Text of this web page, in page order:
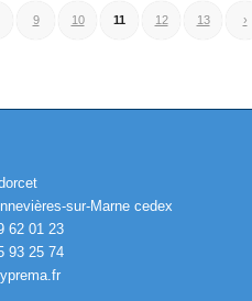
9 10 11 12 13 ›
sur-Marne cedex
62 01 23
93 25 74